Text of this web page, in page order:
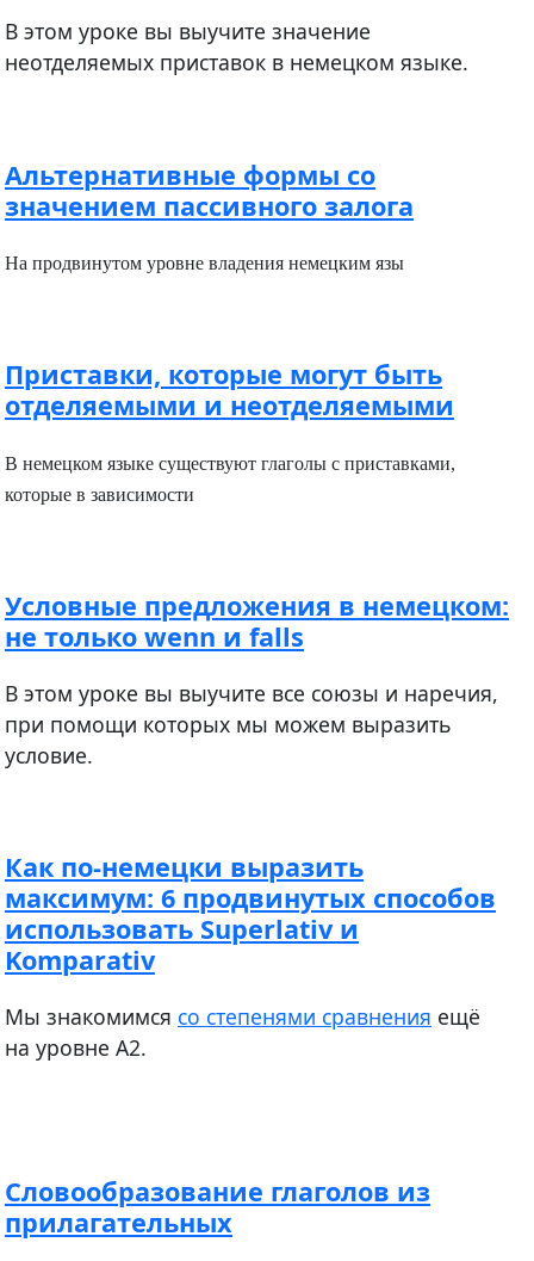
В этом уроке вы выучите значение
неотделяемых приставок в немецком языке.
Альтернативные формы со
значением пассивного залога
На продвинутом уровне владения немецким язы
Приставки, которые могут быть
отделяемыми и неотделяемыми
В немецком языке существуют глаголы с приставками,
которые в зависимости
Условные предложения в немецком:
не только wenn и falls
В этом уроке вы выучите все союзы и наречия,
при помощи которых мы можем выразить
условие.
Как по-немецки выразить
максимум: 6 продвинутых способов
использовать Superlativ и
Komparativ
Мы знакомимся со степенями сравнения ещё
на уровне A2.
Словообразование глаголов из
прилагательных